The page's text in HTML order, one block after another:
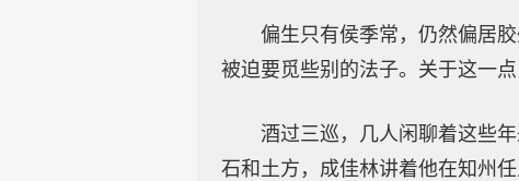
偏生只有侯季常，仍然偏居
被迫要觅些别的法子。关于这一
酒过三巡，几人闲聊着这些
石和土方，成佳林讲着他在知州